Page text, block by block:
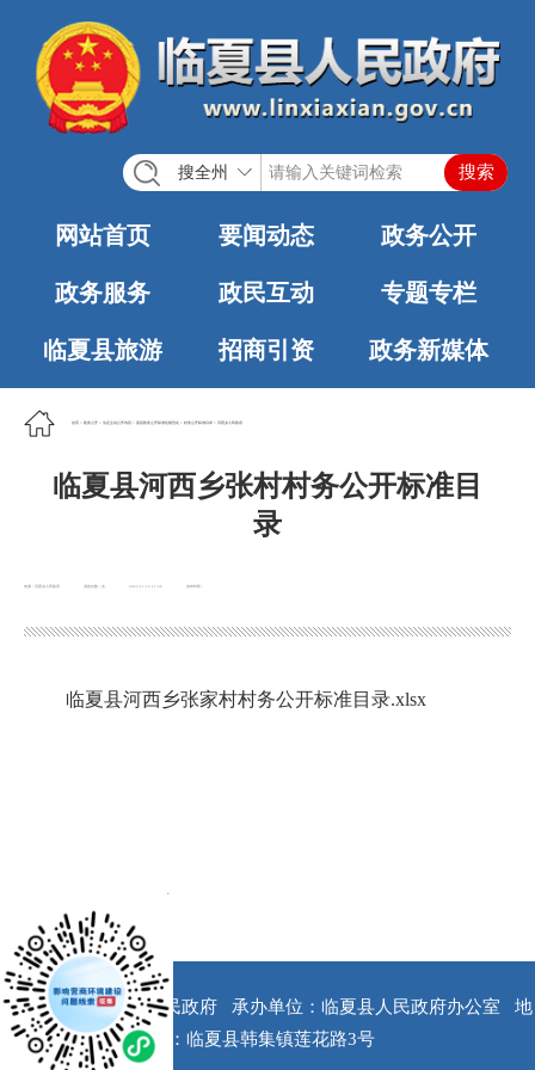
搜全州
网站首页 要闻动态 政务公开
政务服务 政民互动 专题专栏
临夏县旅游 招商引资 政务新媒体
首页 政务公开 法定主动公开内容 基层政务公开标准化规范化 村务公开标准目录 河西乡人民政府
临夏县河西乡张村村务公开标准目
录
来源：河西乡人民政府 浏览次数： 发布时间：
2022-11-15 11:46
临夏县河西乡张家村村务公开标准目录.xlsx
版权所有：临夏县人民政府 承办单位：临夏县人民政府办公室
地
址：临夏县韩集镇莲花路3号
x